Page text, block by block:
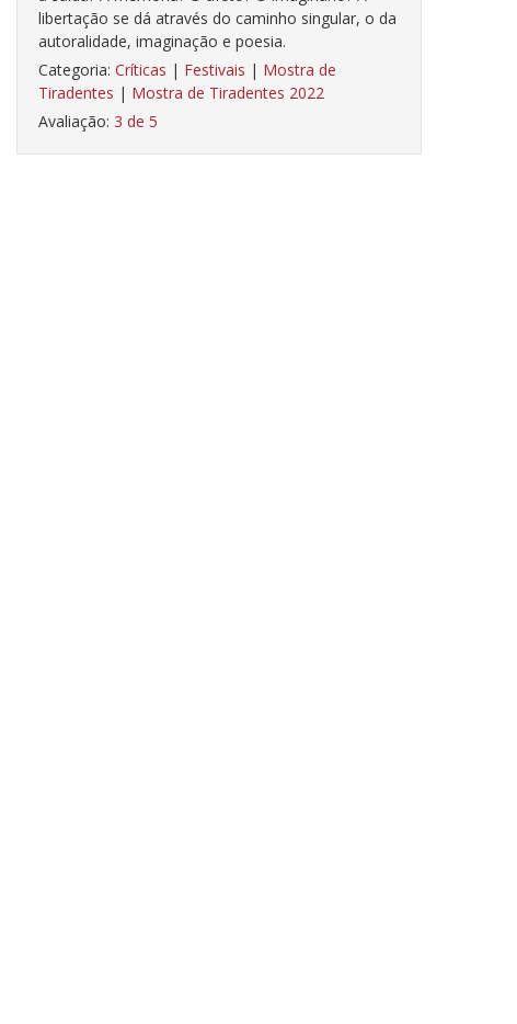
libertação se dá através do caminho singular, o da
autoralidade, imaginação e poesia.
Categoria: Críticas | Festivais | Mostra de
Tiradentes | Mostra de Tiradentes 2022
Avaliação: 3 de 5